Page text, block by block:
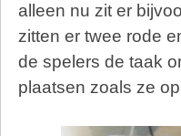
alleen nu zit er
zitten er twee rode
de spelers de taak
plaatsen zoals ze